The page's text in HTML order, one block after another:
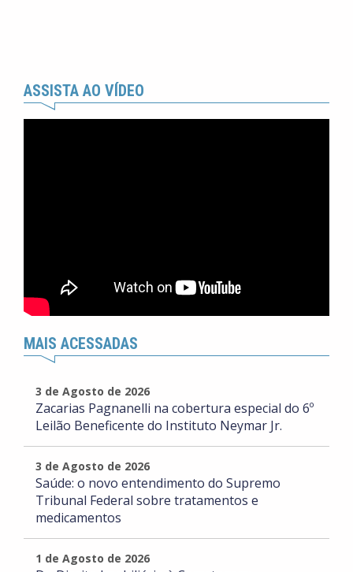
ASSISTA AO VÍDEO
MAIS ACESSADAS
3 de Agosto de 2026
Zacarias Pagnanelli na cobertura especial do 6º
Leilão Beneficente do Instituto Neymar Jr.
3 de Agosto de 2026
Saúde: o novo entendimento do Supremo
Tribunal Federal sobre tratamentos e
medicamentos
1 de Agosto de 2026